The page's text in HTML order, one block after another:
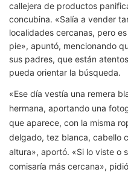
callejera de productos
concubina. «Salía a vender
localidades cercanas, pero
pie», apuntó, mencionando
sus padres, que están
pueda orientar la búsqueda.
«Ese día vestía una remera
hermana, aportando una
que aparece, con la misma
delgado, tez blanca, cabello
altura», aportó. «Si lo viste o
comisaría más cercana»,